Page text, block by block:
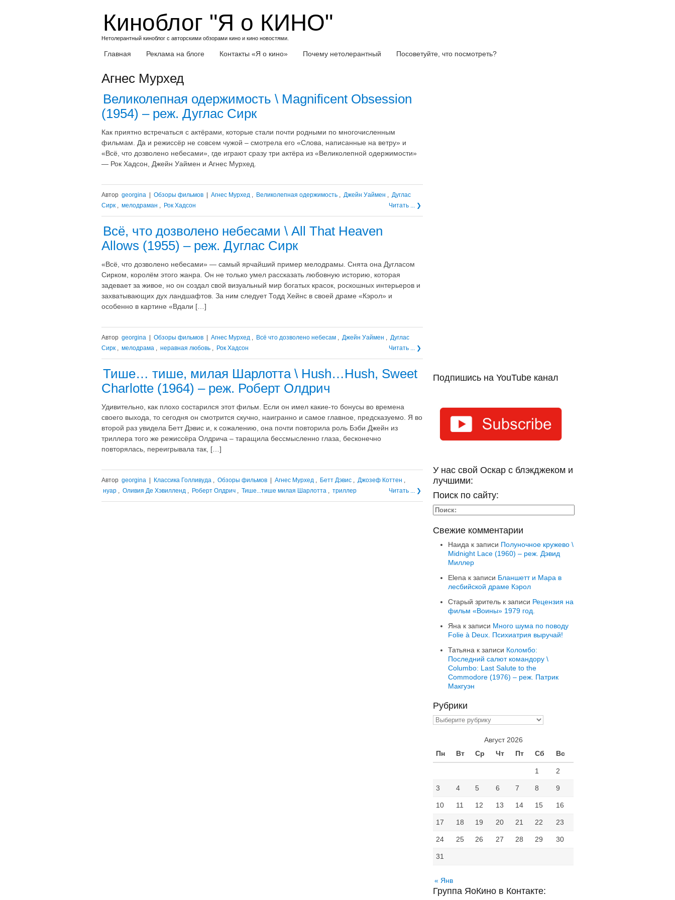
Киноблог "Я о КИНО"
Нетолерантный киноблог с авторскими обзорами кино и кино новостями.
Главная Реклама на блоге Контакты «Я о кино» Почему нетолерантный Посоветуйте, что посмотреть?
Агнес Мурхед
Великолепная одержимость \ Magnificent Obsession
(1954) – реж. Дуглас Сирк
Как приятно встречаться с актёрами, которые стали почти родными по многочисленным
фильмам. Да и режиссёр не совсем чужой – смотрела его «Слова, написанные на ветру» и
«Всё, что дозволено небесами», где играют сразу три актёра из «Великолепной одержимости»
— Рок Хадсон, Джейн Уаймен и Агнес Мурхед.
Автор georgina Обзоры фильмов Агнес Мурхед , Великолепная одержимость , Джейн Уаймен , Дуглас
Сирк , мелодраман , Рок Хадсон Читать ... ❯
Всё, что дозволено небесами \ All That Heaven
Allows (1955) – реж. Дуглас Сирк
«Всё, что дозволено небесами» — самый ярчайший пример мелодрамы. Снята она Дугласом
Сирком, королём этого жанра. Он не только умел рассказать любовную историю, которая
задевает за живое, но он создал свой визуальный мир богатых красок, роскошных интерьеров и
захватывающих дух ландшафтов. За ним следует Тодд Хейнс в своей драме «Кэрол» и
особенно в картине «Вдали […]
Автор georgina Обзоры фильмов Агнес Мурхед , Всё что дозволено небесам , Джейн Уаймен , Дуглас
Сирк , мелодрама , неравная любовь , Рок Хадсон Читать ... ❯
Тише… тише, милая Шарлотта \ Hush…Hush, Sweet
Charlotte (1964) – реж. Роберт Олдрич
Удивительно, как плохо состарился этот фильм. Если он имел какие-то бонусы во времена
своего выхода, то сегодня он смотрится скучно, наигранно и самое главное, предсказуемо. Я во
второй раз увидела Бетт Дэвис и, к сожалению, она почти повторила роль Бэби Джейн из
триллера того же режиссёра Олдрича – таращила бессмысленно глаза, бесконечно
повторялась, переигрывала так, […]
Автор georgina Классика Голливуда , Обзоры фильмов Агнес Мурхед , Бетт Дэвис , Джозеф Коттен ,
нуар , Оливия Де Хэвилленд , Роберт Олдрич , Тише...тише милая Шарлотта , триллер Читать ... ❯
Подпишись на YouTube канал
У нас свой Оскар с блэкджеком и
лучшими:
Поиск по сайту:
Свежие комментарии
Наида к записи Полуночное кружево \
Midnight Lace (1960) – реж. Дэвид
Миллер
Elena к записи Бланшетт и Мара в
лесбийской драме Кэрол
Старый зритель к записи Рецензия на
фильм «Воины» 1979 год.
Яна к записи Много шума по поводу
Folie à Deux. Психиатрия выручай!
Татьяна к записи Коломбо:
Последний салют командору \
Columbo: Last Salute to the
Commodore (1976) – реж. Патрик
Макгуэн
Рубрики
Рубрики
Август 2026
Пн
Вт Ср Чт Пт Сб Вс
1 2
3 4 5 6 7 8 9
10 11 12 13 14 15 16
17 18 19 20 21 22 23
24 25 26 27 28 29 30
31
« Янв
Группа ЯоКино в Контакте: